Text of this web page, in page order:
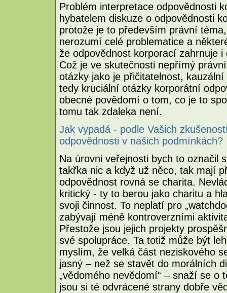
Problém interpretace odpovědnosti
hybatelem diskuze o odpovědnosti
protože je to především právní
nerozumí celé problematice a
že odpovědnost korporací zahrnuje
Což je ve skutečnosti nepřímý
otázky jako je přičitatelnost,
tedy kruciální otázky korporátní
obecné povědomí o tom, co je to
tomu tak zdaleka není.
Jak vypadá - podle Vašich
odpovědnosti v našich podmínkách?
Na úrovni veřejnosti bych to označil
takřka nic a když už něco, tak mají
odpovědnost rovná se charita.
kritický - ty to berou jako charitu a
svoji činnost. To neplatí pro
zabývají méně kontroverzními
Přestože jsou jejich projekty
své spolupráce. Ta totiž může být
myslím, že velká část neziskového
jasný – než se stavět do morálních
„vědomého nevědomí“ – snaží se o
jsou si té odvrácené strany dobře